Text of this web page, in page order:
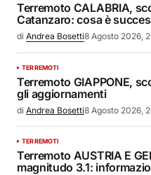
Terremoto CALABRIA,
Catanzaro: cosa è
di Andrea Bosetti8 Agosto 2026,
TERREMOTI
Terremoto GIAPPONE,
gli aggiornamenti
di Andrea Bosetti8 Agosto 2026,
TERREMOTI
Terremoto AUSTRIA E
magnitudo 3.1: